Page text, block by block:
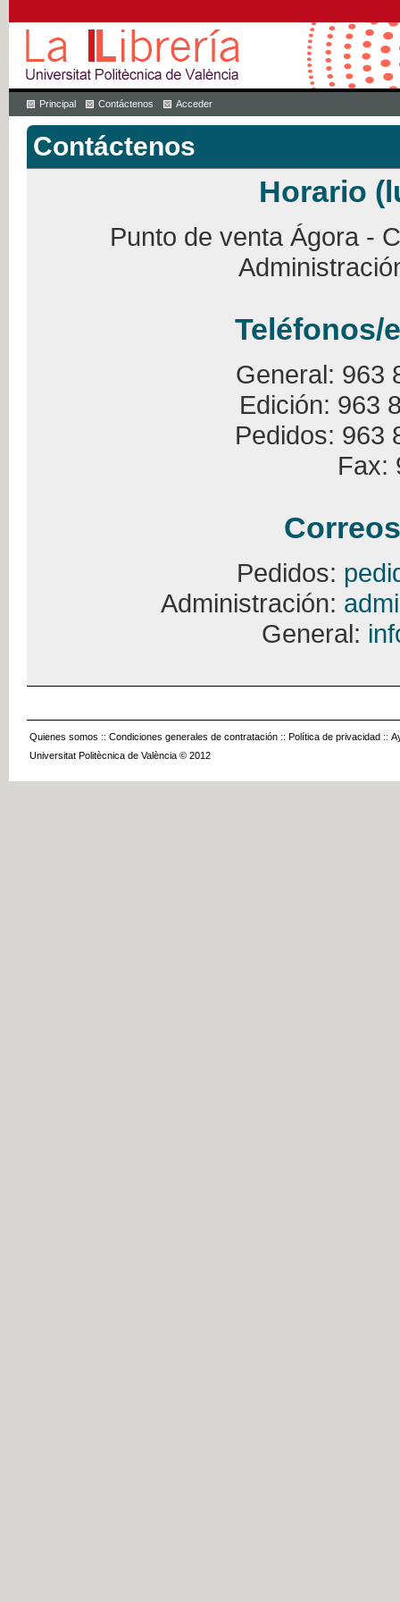
Principal Contáctenos Acceder
Contáctenos
Horario
Punto de venta Ágora -
Teléfonos/
General: 963
Edición: 963
Pedidos: 963
Fax:
Pedidos:
Administración:
General:
Quienes somos :: Condiciones generales de contratación :: Política de privacidad ::
Universitat Politècnica de València © 2012